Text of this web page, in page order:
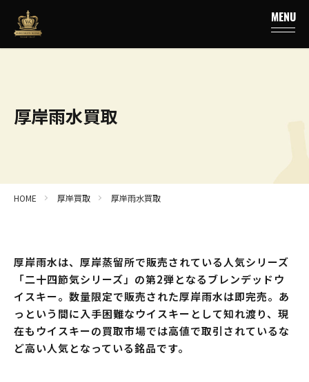
MENU
厚岸雨水買取
HOME 厚岸買取 厚岸雨水買取
厚岸雨水は、厚岸蒸留所で販売されている人気シリーズ
「二十四節気シリーズ」の第2弾となるブレンデッドウ
イスキー。数量限定で販売された厚岸雨水は即完売。あ
っという間に入手困難なウイスキーとして知れ渡り、現
在もウイスキーの買取市場では高値で取引されているな
ど高い人気となっている銘品です。